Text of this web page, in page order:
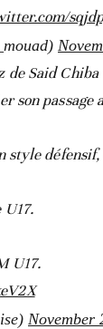
de Said
son passage
style
U17.
November